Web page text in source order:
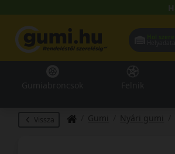
Vissza Gumi Nyári gumi